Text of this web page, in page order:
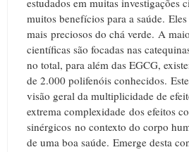
muitos benefícios para a saúde. Eles
mais preciosos do chá verde. A
científicas são focadas nas
no total, para além das EGCG,
de 2.000 polifenóis conhecidos.
visão geral da multiplicidade de
extrema complexidade dos efeitos
sinérgicos no contexto do corpo
de uma boa saúde. Emerge desta